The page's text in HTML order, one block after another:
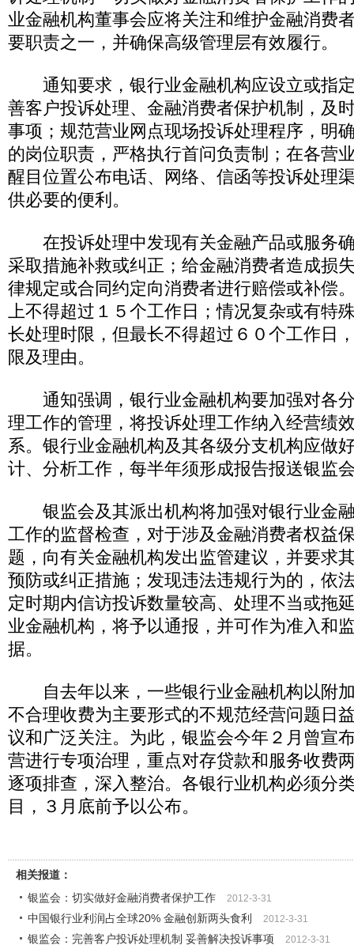
业金融机构董事会应将关注和维护金融消费
要职责之一，并确保高级管理层有效履行。
通知要求，银行业金融机构应设立或指
善客户投诉处理、金融消费者保护机制，及
事项；规范营业网点现场投诉处理程序，明
的岗位职责，严格执行首问负责制；在各营
醒目位置公布电话、网络、信函等投诉处理
供必要的便利。
在投诉处理中发现有关金融产品或服务
采取措施补救或纠正；给金融消费者造成损
律规定或合同约定向消费者进行赔偿或补偿
上不得超过１５个工作日；情况复杂或有特
长处理时限，但最长不得超过６０个工作日
限及理由。
通知强调，银行业金融机构要加强对各
理工作的管理，将投诉处理工作纳入经营绩
系。银行业金融机构及其各级分支机构应做
计、分析工作，每半年须形成报告报送银监
银监会及其派出机构将加强对银行业金
工作的监督检查，对于涉及金融消费者权益
题，向有关金融机构发出监管建议，并要求
预防或纠正措施；发现违法违规行为的，依
定时期内信访投诉数量较高、处理不当或拖
业金融机构，将予以通报，并可作为准入和
据。
自去年以来，一些银行业金融机构以附
不合理收费为主要形式的不规范经营问题日
议和广泛关注。为此，银监会今年２月曾宣
营进行专项治理，重点对存贷款和服务收费
逐项排查，深入整治。各银行业机构必须分
目，３月底前予以公布。
相关报道：
银监会：切实做好金融消费者保护工作
2012-3-31
中国银行业利润占全球20% 金融创新两头食利 2012-3-31
银监会：完善客户投诉处理机制 妥善解决投诉事项 2012-3-31